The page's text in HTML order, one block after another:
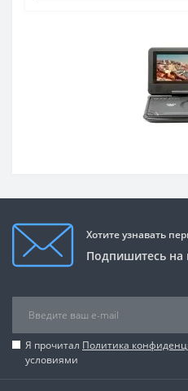
Хотите узнавать
Подпишитесь на
Я прочитал Политика
условиями